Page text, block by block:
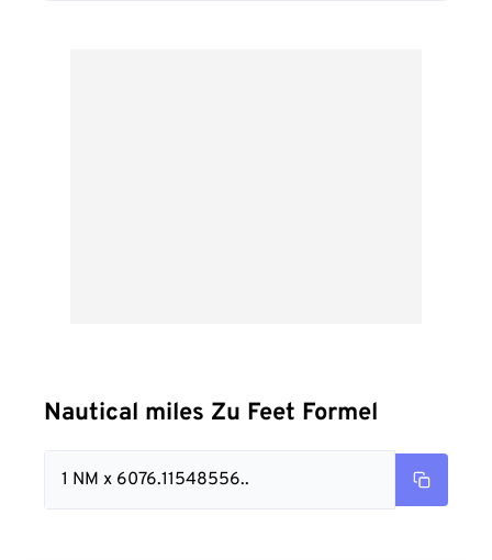
Nautical miles Zu Feet Formel
1 NM x 6076.11548556..